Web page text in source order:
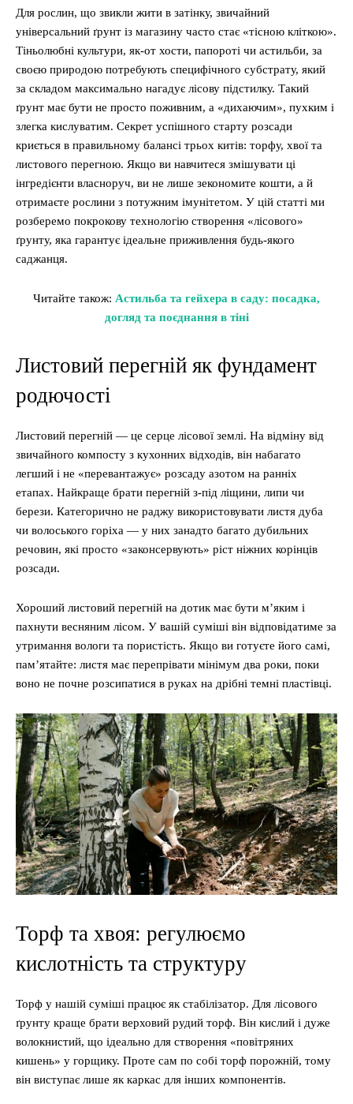
Для рослин, що звикли жити в затінку, звичайний
універсальний ґрунт із магазину часто стає «тісною кліткою».
Тіньолюбні культури, як-от хости, папороті чи астильби, за
своєю природою потребують специфічного субстрату, який
за складом максимально нагадує лісову підстилку. Такий
ґрунт має бути не просто поживним, а «дихаючим», пухким і
злегка кислуватим. Секрет успішного старту розсади
криється в правильному балансі трьох китів: торфу, хвої та
листового перегною. Якщо ви навчитеся змішувати ці
інгредієнти власноруч, ви не лише зекономите кошти, а й
отримаєте рослини з потужним імунітетом. У цій статті ми
розберемо покрокову технологію створення «лісового»
ґрунту, яка гарантує ідеальне приживлення будь-якого
саджанця.
Читайте також: Астильба та гейхера в саду: посадка,
догляд та поєднання в тіні
Листовий перегній як фундамент
родючості
Листовий перегній — це серце лісової землі. На відміну від
звичайного компосту з кухонних відходів, він набагато
легший і не «перевантажує» розсаду азотом на ранніх
етапах. Найкраще брати перегній з-під ліщини, липи чи
берези. Категорично не раджу використовувати листя дуба
чи волоського горіха — у них занадто багато дубильних
речовин, які просто «законсервують» ріст ніжних корінців
розсади.
Хороший листовий перегній на дотик має бути м’яким і
пахнути весняним лісом. У вашій суміші він відповідатиме за
утримання вологи та пористість. Якщо ви готуєте його самі,
пам’ятайте: листя має перепрівати мінімум два роки, поки
воно не почне розсипатися в руках на дрібні темні пластівці.
Торф та хвоя: регулюємо
кислотність та структуру
Торф у нашій суміші працює як стабілізатор. Для лісового
ґрунту краще брати верховий рудий торф. Він кислий і дуже
волокнистий, що ідеально для створення «повітряних
кишень» у горщику. Проте сам по собі торф порожній, тому
він виступає лише як каркас для інших компонентів.